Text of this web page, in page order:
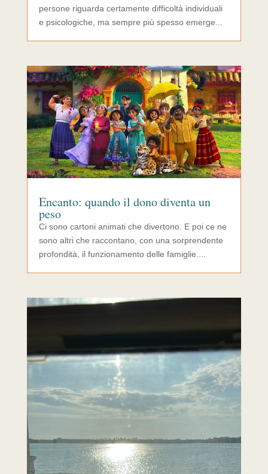
persone riguarda certamente difficoltà individuali
e psicologiche, ma sempre più spesso emerge...
Encanto: quando il dono diventa un
peso
Ci sono cartoni animati che divertono. E poi ce ne
sono altri che raccontano, con una sorprendente
profondità, il funzionamento delle famiglie....